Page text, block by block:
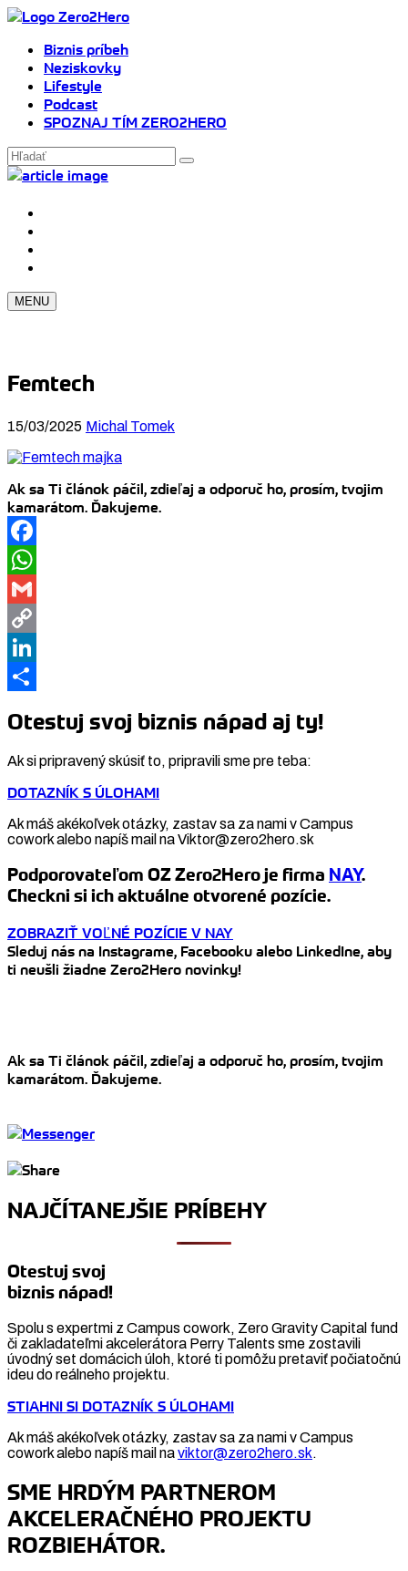
Biznis príbeh
Neziskovky
Lifestyle
Podcast
SPOZNAJ TÍM ZERO2HERO
MENU
Femtech
15/03/2025 Michal Tomek
Ak sa Ti článok páčil, zdieľaj a odporuč ho, prosím, tvojim
kamarátom. Ďakujeme.
Facebook
WhatsApp
Gmail
Copy
Link
LinkedIn
Otestuj svoj biznis nápad aj ty!
Ak si pripravený skúsiť to, pripravili sme pre teba:
DOTAZNÍK S ÚLOHAMI
Ak máš akékoľvek otázky, zastav sa za nami v Campus
cowork alebo napíš mail na Viktor@zero2hero.sk
Podporovateľom OZ Zero2Hero je firma NAY.
Checkni si ich aktuálne otvorené pozície.
ZOBRAZIŤ VOĽNÉ POZÍCIE V NAY
Sleduj nás na Instagrame, Facebooku alebo LinkedIne, aby
ti neušli žiadne Zero2Hero novinky!
Ak sa Ti článok páčil, zdieľaj a odporuč ho, prosím, tvojim
kamarátom. Ďakujeme.
NAJČÍTANEJŠIE PRÍBEHY
Otestuj svoj
biznis nápad!
Spolu s expertmi z Campus cowork, Zero Gravity Capital fund
či zakladateľmi akcelerátora Perry Talents sme zostavili
úvodný set domácich úloh, ktoré ti pomôžu pretaviť počiatočnú
ideu do reálneho projektu.
STIAHNI SI DOTAZNÍK S ÚLOHAMI
Ak máš akékoľvek otázky, zastav sa za nami v Campus
cowork alebo napíš mail naviktor@zero2hero.sk.
SME HRDÝM PARTNEROM
AKCELERAČNÉHO PROJEKTU
ROZBIEHÁTOR.